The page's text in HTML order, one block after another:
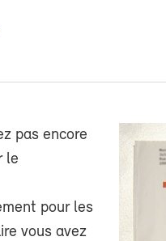
pas encore
le
pour les
vous avez